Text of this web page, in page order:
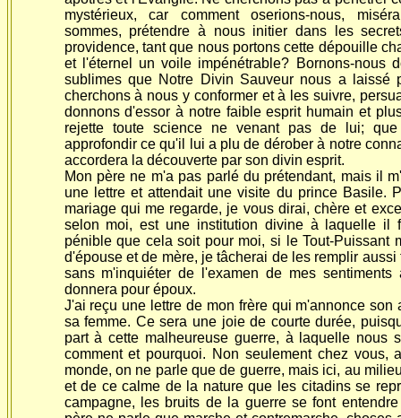
mystérieux, car comment oserions-nous,
sommes, prétendre à nous initier dans les
providence, tant que nous portons cette dépouille
et l'éternel un voile impénétrable? Bornons-nous
sublimes que Notre Divin Sauveur nous a laissé
cherchons à nous y conformer et à les suivre,
donnons d'essor à notre faible esprit humain et
rejette toute science ne venant pas de lui;
approfondir ce qu'il lui a plu de dérober à notre
accordera la découverte par son divin esprit.
Mon père ne m'a pas parlé du prétendant, mais il
une lettre et attendait une visite du prince Basile.
mariage qui me regarde, je vous dirai, chère et
selon moi, est une institution divine à laquelle il
pénible que cela soit pour moi, si le Tout-Puissant
d'épouse et de mère, je tâcherai de les remplir
sans m'inquiéter de l'examen de mes
donnera pour époux.
J'ai reçu une lettre de mon frère qui m'annonce
sa femme. Ce sera une joie de courte durée,
part à cette malheureuse guerre, à laquelle nous
comment et pourquoi. Non seulement chez vous,
monde, on ne parle que de guerre, mais ici, au
et de ce calme de la nature que les citadins se
campagne, les bruits de la guerre se font